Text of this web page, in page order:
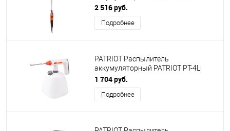
[755302626]
2 516 руб.
Подробнее
PATRIOT Распылитель
аккумуляторный PATRIOT PT-4Li
[755302617]
1 704 руб.
Подробнее